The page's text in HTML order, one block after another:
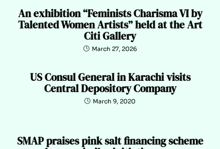
An exhibition “Feminists Charisma VI by
Talented Women Artists” held at the Art
Citi Gallery
March 27, 2026
US Consul General in Karachi visits
Central Depository Company
March 9, 2020
SMAP praises pink salt financing scheme